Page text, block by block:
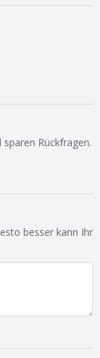
Rückfragen.
besser kann Ihr